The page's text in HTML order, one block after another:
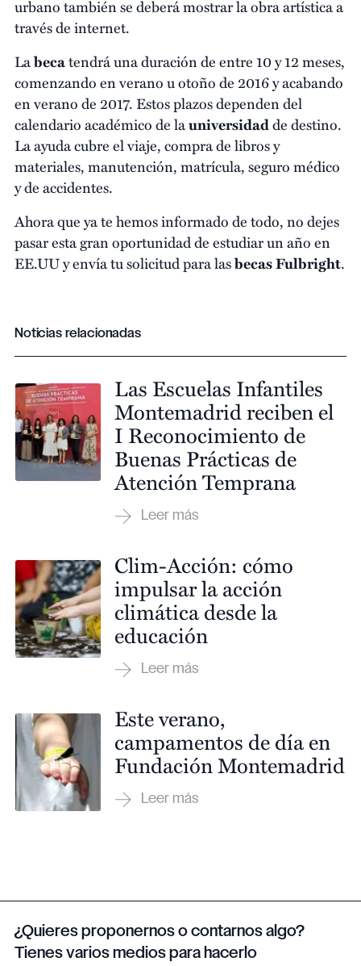
urbano también se deberá mostrar la obra artística a
través de internet.
Labecatendrá una duración de entre 10 y 12 meses,
comenzando en verano u otoño de 2016 y acabando
en verano de 2017. Estos plazos dependen del
calendario académico de launiversidadde destino.
La ayuda cubre el viaje, compra de libros y
materiales, manutención, matrícula, seguro médico
y de accidentes.
Ahora que ya te hemos informado de todo, no dejes
pasar esta gran oportunidad de estudiar un año en
EE.UU y envía tu solicitud para lasbecas Fulbright.
Noticias relacionadas
Las Escuelas Infantiles
Montemadrid reciben el
I Reconocimiento de
Buenas Prácticas de
Atención Temprana
Clim-Acción: cómo
impulsar la acción
climática desde la
educación
Este verano,
campamentos de día en
Fundación Montemadrid
¿Quieres proponernos o contarnos algo?
Tienes varios medios para hacerlo